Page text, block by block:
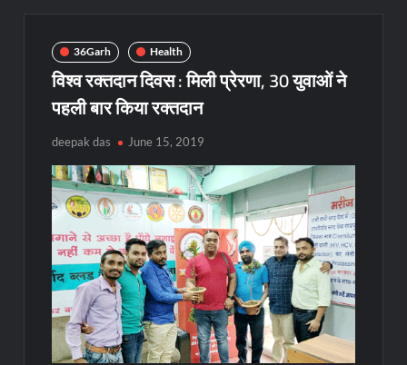
36Garh Health
विश्व रक्तदान दिवस : मिली प्रेरणा, 30 युवाओं ने
पहली बार किया रक्तदान
deepak das June 15, 2019